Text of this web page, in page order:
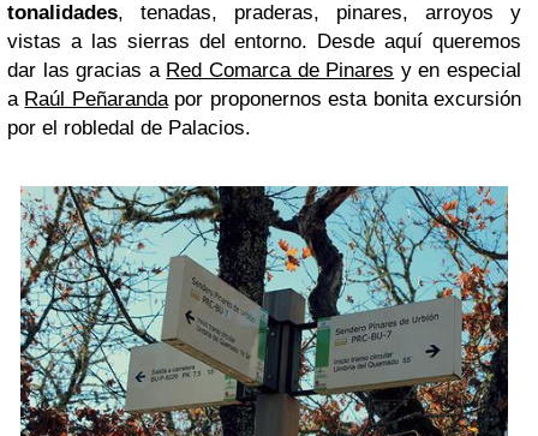
tonalidades, tenadas, praderas, pinares, arroyos y
vistas a las sierras del entorno. Desde aquí queremos
dar las gracias a Red Comarca de Pinares y en especial
a Raúl Peñarandapor proponernos esta bonita excursión
por el robledal de Palacios.